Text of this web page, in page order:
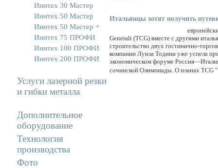
Иннтех 30 Мастер
Иннтех 50 Мастер
Иннтех 50 Мастер +
Иннтех 75 ПРОФИ
Иннтех 100 ПРОФИ
Иннтех 200 ПРОФИ
Услуги лазерной резки
и гибки металла
Дополнительное
оборудование
Технология
производства
Фото
Итальянцы хотят получить
Generali (TCG) вместе с другими
строительство двух гостинично-
компании Луиза Тодини уже успела
экономическом форуме
сочинской Олимпиады. О планах